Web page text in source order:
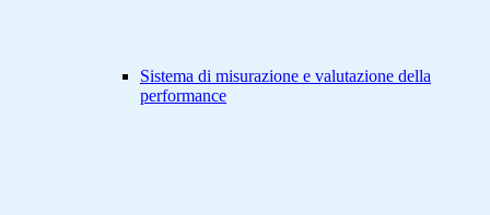
Sistema di misurazione e valutazione della
performance